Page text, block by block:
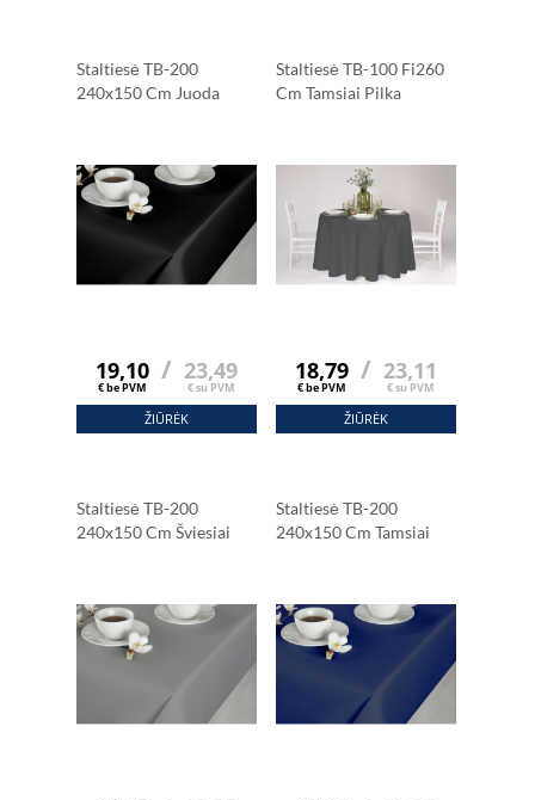
Staltiesė TB-200
240x150 Cm Juoda
19,10
€ be PVM
/ 23,49
€ su PVM
ŽIŪRĖK
Staltiesė TB-100 Fi260
Cm Tamsiai Pilka
18,79
€ be PVM
/ 23,11
€ su PVM
ŽIŪRĖK
Staltiesė TB-200
240x150 Cm Šviesiai
Staltiesė TB-200
240x150 Cm Tamsiai